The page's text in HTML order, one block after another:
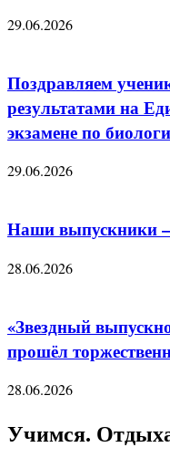
29.06.2026
Поздравляем
результатами на
экзамене по
29.06.2026
Наши выпускники
28.06.2026
«Звездный
прошёл
28.06.2026
Учимся.